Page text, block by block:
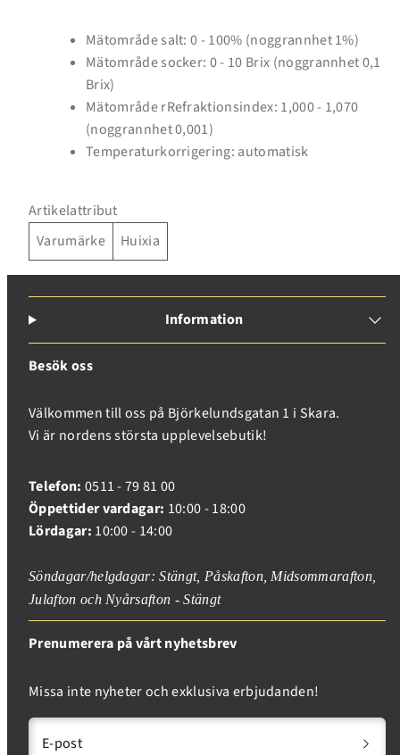
Mätområde salt: 0 - 100% (noggrannhet 1%)
Mätområde socker: 0 - 10 Brix (noggrannhet 0,1
Brix)
Mätområde rRefraktionsindex: 1,000 - 1,070
(noggrannhet 0,001)
Temperaturkorrigering: automatisk
Artikelattribut
Varumärke
Huixia
Information
Besök oss
Välkommen till oss på Björkelundsgatan 1 i Skara.
Vi är nordens största upplevelsebutik!
Telefon: 0511 - 79 81 00
Öppettider vardagar: 10:00 - 18:00
Lördagar: 10:00 - 14:00
Söndagar/helgdagar: Stängt, Påskafton, Midsommarafton,
Julafton och Nyårsafton - Stängt
Prenumerera på vårt nyhetsbrev
Missa inte nyheter och exklusiva erbjudanden!
E-post
Inloggning krävs
Logga in på ditt konto för att lägga till produkter i
din önskelista och se dina tidigare sparade artiklar.
Inloggning